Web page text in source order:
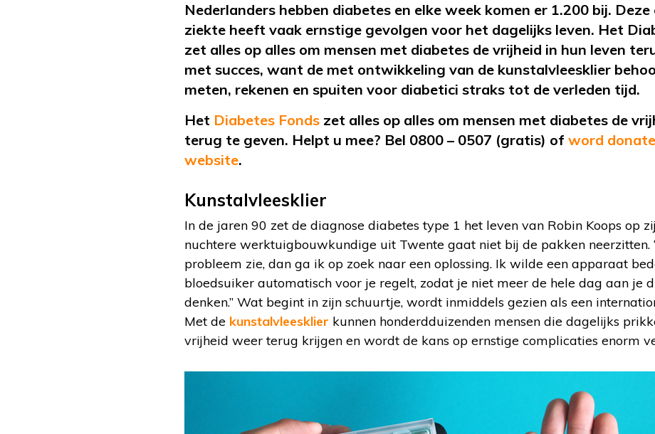
Nederlanders hebben diabetes en elke week komen er 1.200 bij.
ziekte heeft vaak ernstige gevolgen voor het dagelijks leven. Het
zet alles op alles om mensen met diabetes de vrijheid in hun leven
met succes, want de met ontwikkeling van de kunstalvleesklier
meten, rekenen en spuiten voor diabetici straks tot de verleden tijd.
Het Diabetes Fonds zet alles op alles om mensen met diabetes de
terug te geven. Helpt u mee? Bel 0800 – 0507 (gratis) of word
website.
Kunstalvleesklier
In de jaren 90 zet de diagnose diabetes type 1 het leven van Robin Koops op
nuchtere werktuigbouwkundige uit Twente gaat niet bij de pakken neerzitten.
probleem zie, dan ga ik op zoek naar een oplossing. Ik wilde een apparaat
bloedsuiker automatisch voor je regelt, zodat je niet meer de hele dag aan je
denken.” Wat begint in zijn schuurtje, wordt inmiddels gezien als een
Met de kunstalvleesklier kunnen honderdduizenden mensen die dagelijks
vrijheid weer terug krijgen en wordt de kans op ernstige complicaties enorm